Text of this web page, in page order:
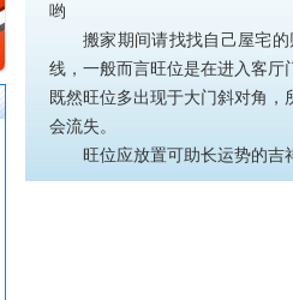
哟
搬家期间请找找自己屋宅
线，一般而言旺位是在进入客厅
既然旺位多出现于大门斜对角
会流失。
旺位应放置可助长运势的